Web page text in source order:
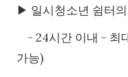
▶ 일시청소년 쉼터
- 24시간 이내 - 최
가능)